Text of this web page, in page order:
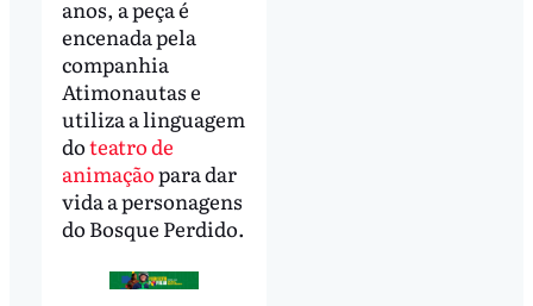
anos, a peça é
encenada pela
companhia
Atimonautas e
utiliza a linguagem
doteatro de
animaçãopara dar
vida a personagens
do Bosque Perdido.